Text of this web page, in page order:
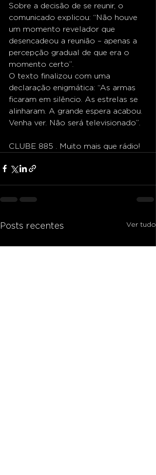
Sobre a decisão de se reunir, o
comunicado explicou: “Não houve
um momento revelador que
desencadeou a reunião – apenas a
percepção gradual de que era o
momento certo”.
O texto finalizou com uma
declaração enigmática: “As armas
ficaram em silêncio. As estrelas se
alinharam. A grande espera acabou.
Venha ver. Não será televisionado”.
CLUBE 885 . Muito mais que rádio!
Posts recentes Ver tudo